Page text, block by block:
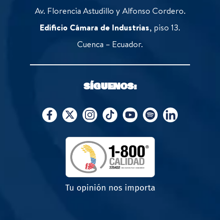
Av. Florencia Astudillo y Alfonso Cordero.
Edificio Cámara de Industrias, piso 13.
Cuenca – Ecuador.
SÍGUENOS:
Tu opinión nos importa